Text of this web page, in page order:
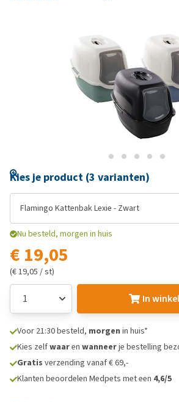
Kies je product (3 varianten)
Flamingo Kattenbak Lexie - Zwart
Nu besteld, morgen in huis
€ 19,05
(€ 19,05 / st)
In
Voor 21:30 besteld, morgen in huis*
Kies zelfwaaren wanneerje bestelling
Gratis verzending vanaf € 69,-
Klanten beoordelen Medpets met een 4,6/5